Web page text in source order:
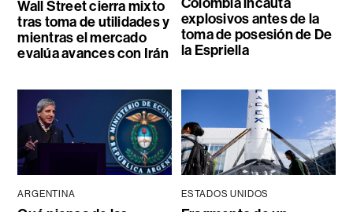
Wall Street cierra mixto
tras toma de utilidades y
mientras el mercado
evalúa avances con Irán
explosivos antes de la
toma de posesión de De
la Espriella
ARGENTINA ESTADOS UNIDOS